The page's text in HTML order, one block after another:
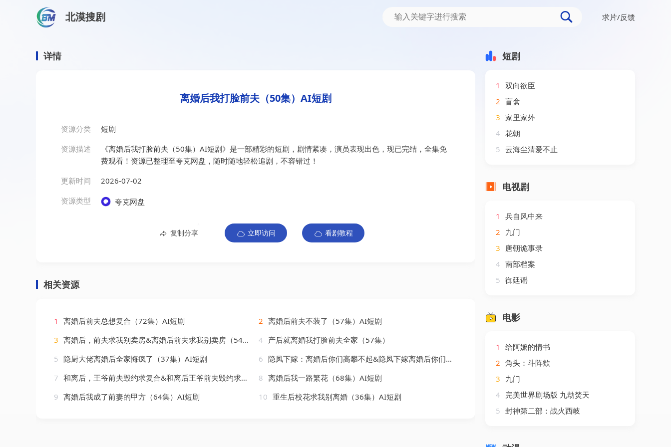
北漠搜剧 求片/反馈
详情
离婚后我打脸前夫（50集）AI短剧
资源分类
短剧
资源描述
《离婚后我打脸前夫（50集）AI短剧》是一部精彩的短剧，剧情紧凑，演员表现出色，现已完结，全集免
费观看！资源已整理至夸克网盘，随时随地轻松追剧，不容错过！
更新时间
2026-07-02
资源类型
夸克网盘
复制分享 立即访问 看剧教程
相关资源
1 离婚后前夫总想复合（72集）AI短剧 2 离婚后前夫不装了（57集）AI短剧
3 离婚后，前夫求我别卖房&离婚后前夫求我别卖房（54集）AI短剧 4 产后就离婚我打脸前夫全家（57集）
5 隐厨大佬离婚后全家悔疯了（37集）AI短剧 6 隐凤下嫁：离婚后你们高攀不起&隐凤下嫁离婚后你们高攀不起（70集）AI短剧
7 和离后，王爷前夫毁约求复合&和离后王爷前夫毁约求复合（63集）AI短剧 8 离婚后我一路繁花（68集）AI短剧
9 离婚后我成了前妻的甲方（64集）AI短剧 10 重生后校花求我别离婚（36集）AI短剧
短剧
1
双向欲臣
2 盲盒
3 家里家外
4 花朝
5 云海尘清爱不止
电视剧
1
兵自风中来
2 九门
3 唐朝诡事录
4 南部档案
5 御廷谣
电影
1
给阿嬷的情书
2 角头：斗阵欸
3 九门
4 完美世界剧场版 九劫焚天
5 封神第二部：战火西岐